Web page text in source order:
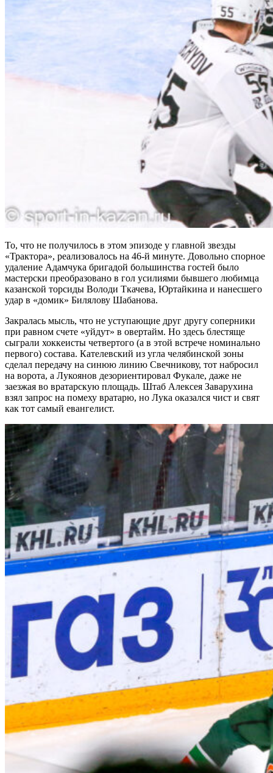
То, что не получилось в этом эпизоде у главной звезды
«Трактора», реализовалось на 46-й минуте. Довольно спорное
удаление Адамчука бригадой большинства гостей было
мастерски преобразовано в гол усилиями бывшего любимца
казанской торсиды Володи Ткачева, Юртайкина и нанесшего
удар в «домик» Билялову Шабанова.
Закралась мысль, что не уступающие друг другу соперники
при равном счете «уйдут» в овертайм. Но здесь блестяще
сыграли хоккеисты четвертого (а в этой встрече номинально
первого) состава. Кателевский из угла челябинской зоны
сделал передачу на синюю линию Свечникову, тот набросил
на ворота, а Лукоянов дезориентировал Фукале, даже не
заезжая во вратарскую площадь. Штаб Алексея Заварухина
взял запрос на помеху вратарю, но Лука оказался чист и свят
как тот самый евангелист.